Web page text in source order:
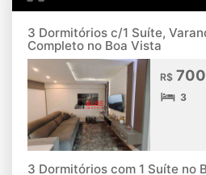
3 Dormitórios c/1 Suíte,
Completo no Boa Vista
R$
3
3 Dormitórios com 1 Suíte no